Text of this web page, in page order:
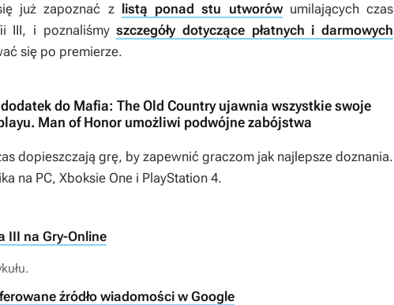
już zapoznać z listą ponad stu utworówumilających czas
III, i poznaliśmyszczegóły dotyczące płatnych i darmowych
się po premierze.
do Mafia: The Old Country ujawnia wszystkie swoje
Man of Honor umożliwi podwójne zabójstwa
dopieszczają grę, by zapewnić graczom jak najlepsze doznania.
na PC, Xboksie One i PlayStation 4.
III na Gry-Online
źródło wiadomości w Google